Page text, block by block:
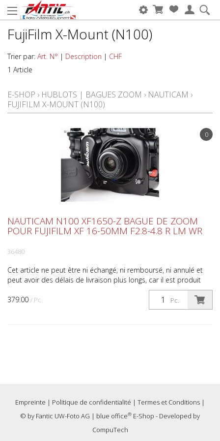
FujiFilm X-Mount (N100)
Trier par: Art. N° | Description | CHF
1 Article
E-SHOP › HUBLOTS | BAGUES ZOOM › NAUTICAM ›
FUJIFILM X-MOUNT (N100)
0
379.00 / Pc. Pc.
NAUTICAM N100 XF1650-Z BAGUE DE ZOOM
POUR FUJIFILM XF 16-50MM F2.8-4.8 R LM WR
36480
Cet article ne peut être ni échangé, ni remboursé, ni annulé et
peut avoir des délais de livraison plus longs, car il est produit
Empreinte | Politique de confidentialité | Termes et Conditions |
© by Fantic UW-Foto AG | blue office® E-Shop - Developed by
CompuTech